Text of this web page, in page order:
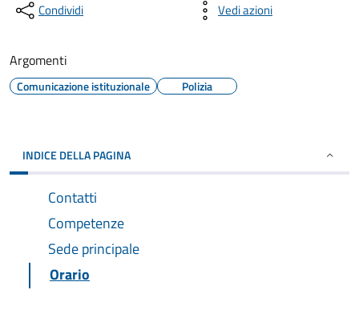
Condividi Vedi azioni
Argomenti
Comunicazione istituzionale Polizia
INDICE DELLA PAGINA
Contatti
Competenze
Sede principale
Orario